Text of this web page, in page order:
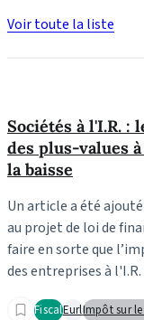
Sociétés à l'I.R. :
des plus-values
la baisse
Un article a été
au projet de loi de
faire en sorte que
des entreprises à l'I.R.
FiscalEurlImpôt sur
Voir toute la liste